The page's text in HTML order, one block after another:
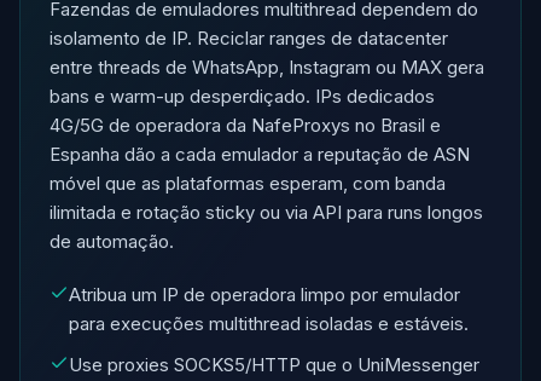
Fazendas de emuladores multithread dependem do
isolamento de IP. Reciclar ranges de datacenter
entre threads de WhatsApp, Instagram ou MAX gera
bans e warm-up desperdiçado. IPs dedicados
4G/5G de operadora da NafeProxys no Brasil e
Espanha dão a cada emulador a reputação de ASN
móvel que as plataformas esperam, com banda
ilimitada e rotação sticky ou via API para runs longos
de automação.
Atribua um IP de operadora limpo por emulador
para execuções multithread isoladas e estáveis.
Use proxies SOCKS5/HTTP que o UniMessenger